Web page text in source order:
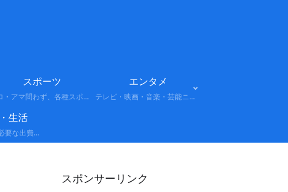
スポーツ
プロ・アマ問わず、各種スポーツの試合結果や選手情報、話題のニュースをまとめています。注目大会やトレンドもわかりやすく解説します。
エンタメ
テレビ・映画・音楽・芸能ニュースなど、話題のエンターテインメント情報をまとめています。最新トレンドや注目人物、注目作品をわかりやすく解説します。
生活
経費: 事業や活動に必要な出費を正しく計上し、所得を適切に圧縮する考え方。 節税: 法律の範囲内で税負担を軽減する具体的なテクニック（控除の活用、制度の利用など）。 保険: 万が一のリスクに備えつつ、副次的な節税効果や資産形成を狙う戦略。
スポンサーリンク